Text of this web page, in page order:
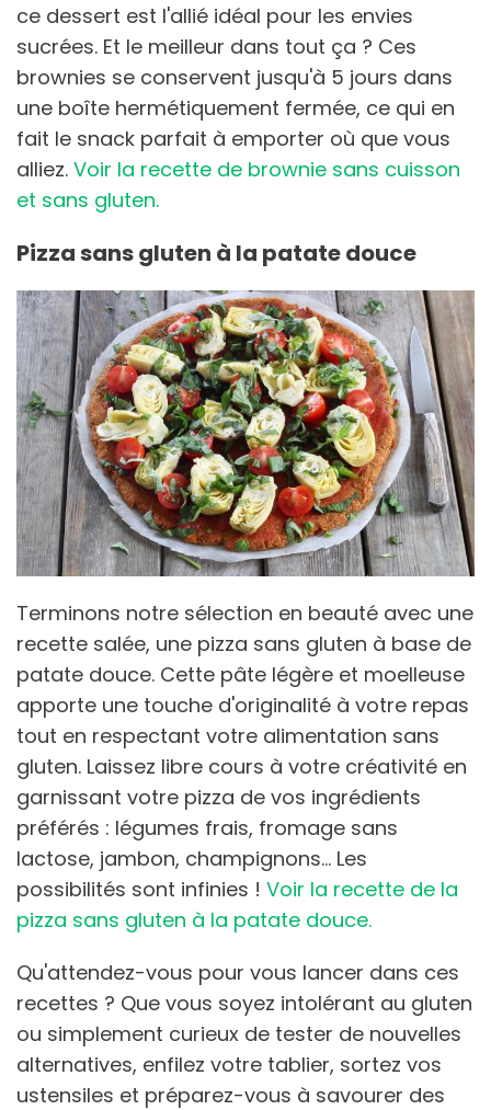
ce dessert est l'allié idéal pour les envies
sucrées. Et le meilleur dans tout ça ? Ces
brownies se conservent jusqu'à 5 jours dans
une boîte hermétiquement fermée, ce qui en
fait le snack parfait à emporter où que vous
alliez. Voir la recette de brownie sans cuisson
et sans gluten.
Pizza sans gluten à la patate douce
Terminons notre sélection en beauté avec une
recette salée, une pizza sans gluten à base de
patate douce. Cette pâte légère et moelleuse
apporte une touche d'originalité à votre repas
tout en respectant votre alimentation sans
gluten. Laissez libre cours à votre créativité en
garnissant votre pizza de vos ingrédients
préférés : légumes frais, fromage sans
lactose, jambon, champignons... Les
possibilités sont infinies ! Voir la recette de la
pizza sans gluten à la patate douce.
Qu'attendez-vous pour vous lancer dans ces
recettes ? Que vous soyez intolérant au gluten
ou simplement curieux de tester de nouvelles
alternatives, enfilez votre tablier, sortez vos
ustensiles et préparez-vous à savourer des